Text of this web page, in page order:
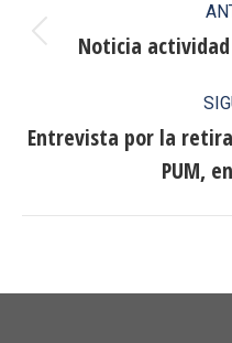
entre
publicaciones
Noticia
Entrevista por la
PUM,